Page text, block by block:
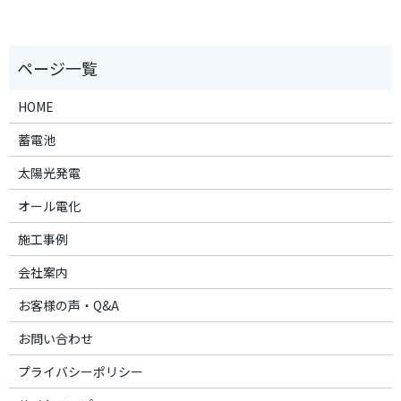
HOME
蓄電池
太陽光発電
オール電化
施工事例
会社案内
お客様の声・Q&A
お問い合わせ
プライバシーポリシー